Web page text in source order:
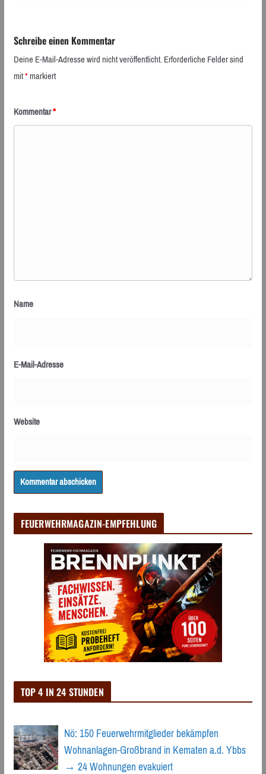
Schreibe einen Kommentar
Deine E-Mail-Adresse wird nicht veröffentlicht.Erforderliche Felder sind
mit*markiert
Kommentar*
Name
E-Mail-Adresse
Website
FEUERWEHRMAGAZIN-EMPFEHLUNG
TOP 4 IN 24 STUNDEN
Nö: 150 Feuerwehrmitglieder bekämpfen
Wohnanlagen-Großbrand in Kematen a.d. Ybbs
→ 24 Wohnungen evakuiert